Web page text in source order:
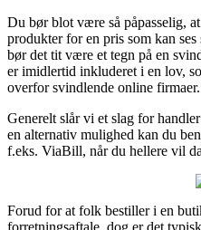
Du bør blot være så påpasselig,
produkter for en pris som kan
bør det tit være et tegn på en
er imidlertid inkluderet i en lov,
overfor svindlende online firmaer.
Generelt slår vi et slag for
en alternativ mulighed kan du
f.eks. ViaBill, når du hellere vil
Forud for at folk bestiller i en
forretningsaftale, dog er det